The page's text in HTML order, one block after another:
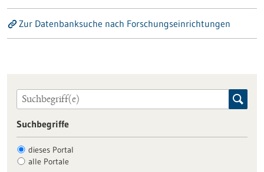
Zur Datenbanksuche nach Forschungseinrichtungen
Suchbegriffe
dieses Portal
alle Portale